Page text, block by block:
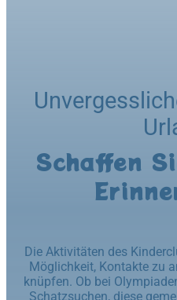
Schaffen
Die Aktivitäten des
Möglichkeit, Kontakte zu
knüpfen. Ob bei
Schatzsuchen, diese